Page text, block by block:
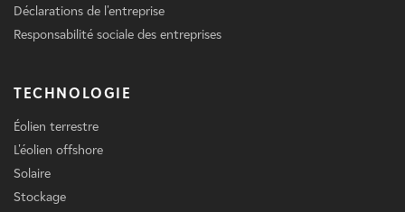
Déclarations de l'entreprise
Responsabilité sociale des entreprises
TECHNOLOGIE
Éolien terrestre
L'éolien offshore
Solaire
Stockage